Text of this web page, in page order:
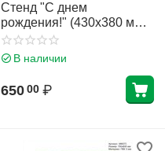
Стенд "С днем
рождения!" (430х380 мм),
ПВХ, 1 карман А4
(плоский)
В наличии
650 00 ₽